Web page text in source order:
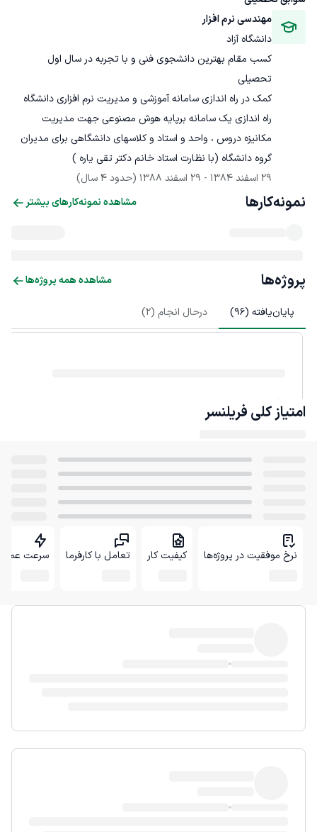
مهندسی نرم افزار
دانشگاه آزاد
کسب مقام بهترین دانشجوی فنی و با تجربه در سال اول
راه اندازی یک سامانه برپایه هوش مصنوعی جهت مدیریت
مکانیزه دروس ، واحد و استاد و کلاسهای دانشگاهی برای مدیران
گروه دانشگاه (با نظارت استاد خانم دکتر تقی یاره )
29 اسفند 1384
- 29 اسفند 1388 (حدود 4 سال)
نمونه‌کارها مشاهده نمونه‌کارهای بیشتر
پروژه‌ها مشاهده همه پروژه‌ها
پایان‌یافته (96
) درحال انجام (2
)
امتیاز کلی فریلنسر
نرخ موفقیت در پروژه‌ها کیفیت کار تعامل با کارفرما سرعت عمل